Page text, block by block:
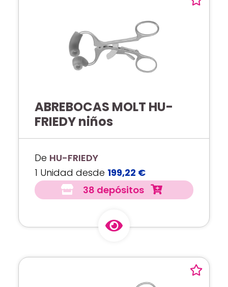
ABREBOCAS MOLT HU-
FRIEDY niños
De HU-FRIEDY
1 Unidad desde 199,22 €
38 depósitos